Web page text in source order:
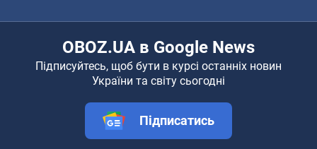
OBOZ.UA в Google News
Підписуйтесь, щоб бути в курсі останніх новин
України та світу сьогодні
Підписатись